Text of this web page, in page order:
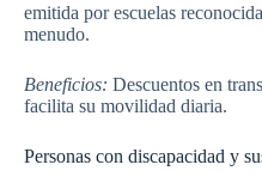
emitida por escuelas
menudo.
Beneficios: Descuentos en
facilita su movilidad diaria.
Personas con discapacidad y